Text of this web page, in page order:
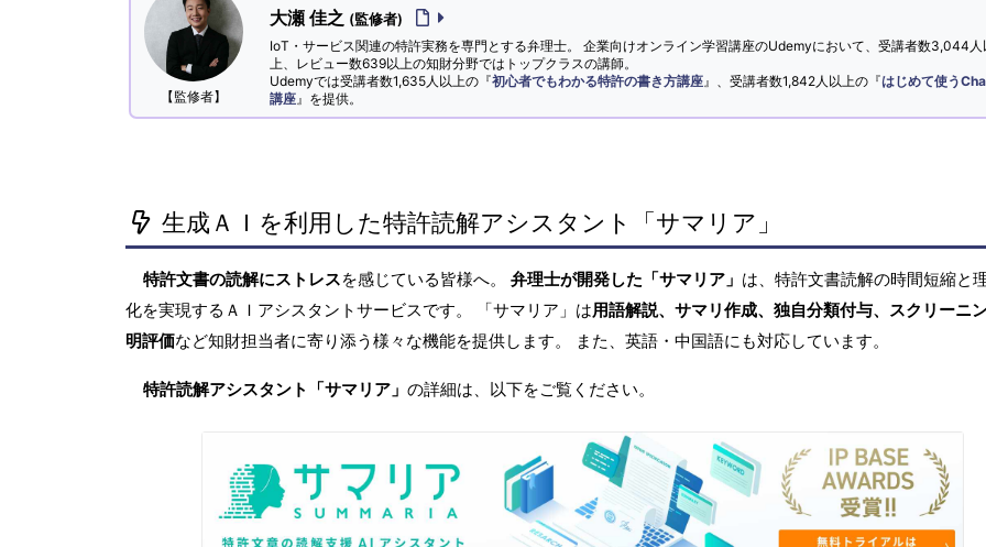
【監修者】
大瀬 佳之 (監修者)
IoT・サービス関連の特許実務を専門とする弁理士。 企業向けオンライン学習講座のUdemyにおいて、受講者数3,044人
上、レビュー数639以上の知財分野ではトップクラスの講師。
Udemyでは受講者数1,635人以上の『初心者でもわかる特許の書き方講座 』、受講者数1,842人以上の『はじめて使う
講座 』を提供。
生成ＡＩを利用した特許読解アシスタント「サマリア」
特許文書の読解にストレスを感じている皆様へ。 弁理士が開発した「サマリア」 は、特許文書読解の時間短縮と
化を実現するＡＩアシスタントサービスです。 「サマリア」は用語解説、サマリ作成、独自分類付与、スクリーニ
明評価など知財担当者に寄り添う様々な機能を提供します。 また、英語・中国語にも対応しています。
特許読解アシスタント「サマリア」 の詳細は、以下をご覧ください。